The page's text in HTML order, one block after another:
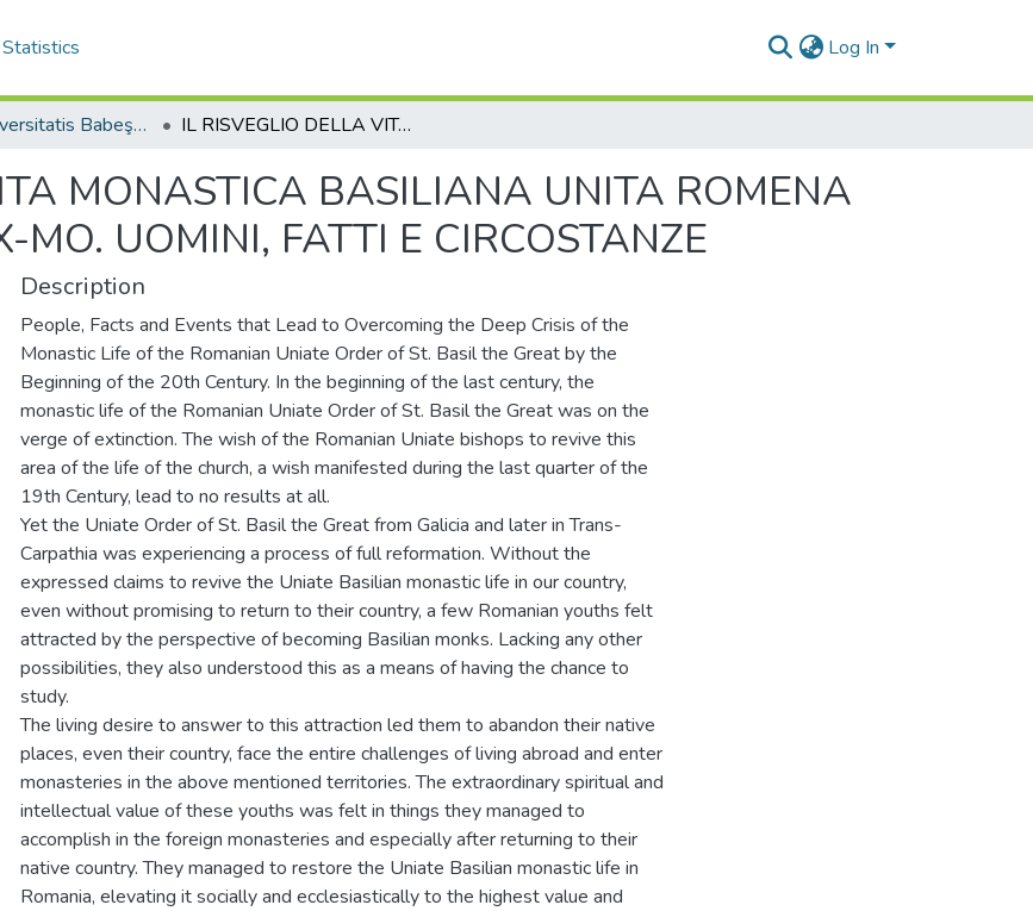
Statistics Log In
Studia Universitatis Babeş-Bolyai Theologia Catholica IL RISVEGLIO DELLA VITA MONASTICA BASILIANA UNITA ROMENA ALL'INIZIO DEL SEC. XX-MO. UOMINI, FATTI E CIRCOSTANZE
MONASTICA BASILIANA UNITA ROMENA
MO. UOMINI, FATTI E CIRCOSTANZE
Description
People, Facts and Events that Lead to Overcoming the Deep Crisis of the
Monastic Life of the Romanian Uniate Order of St. Basil the Great by the
Beginning of the 20th Century. In the beginning of the last century, the
monastic life of the Romanian Uniate Order of St. Basil the Great was on the
verge of extinction. The wish of the Romanian Uniate bishops to revive this
area of the life of the church, a wish manifested during the last quarter of the
19th Century, lead to no results at all.
Yet the Uniate Order of St. Basil the Great from Galicia and later in Trans-
Carpathia was experiencing a process of full reformation. Without the
expressed claims to revive the Uniate Basilian monastic life in our country,
even without promising to return to their country, a few Romanian youths felt
attracted by the perspective of becoming Basilian monks. Lacking any other
possibilities, they also understood this as a means of having the chance to
study.
The living desire to answer to this attraction led them to abandon their native
places, even their country, face the entire challenges of living abroad and enter
monasteries in the above mentioned territories. The extraordinary spiritual and
intellectual value of these youths was felt in things they managed to
accomplish in the foreign monasteries and especially after returning to their
native country. They managed to restore the Uniate Basilian monastic life in
Romania, elevating it socially and ecclesiastically to the highest value and